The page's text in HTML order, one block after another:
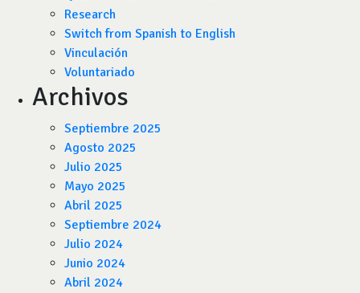
Research
Switch from Spanish to English
Vinculación
Voluntariado
Archivos
Septiembre 2025
Agosto 2025
Julio 2025
Mayo 2025
Abril 2025
Septiembre 2024
Julio 2024
Junio 2024
Abril 2024